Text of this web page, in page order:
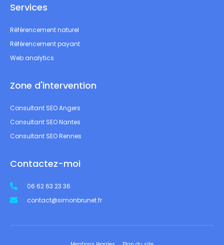
Services
Référencement naturel
Référencement payant
Web analytics
Zone d'intervention
Consultant SEO Angers
Consultant SEO Nantes
Consultant SEO Rennes
Contactez-moi
06 62 63 23 36
contact@simonbrunet.fr